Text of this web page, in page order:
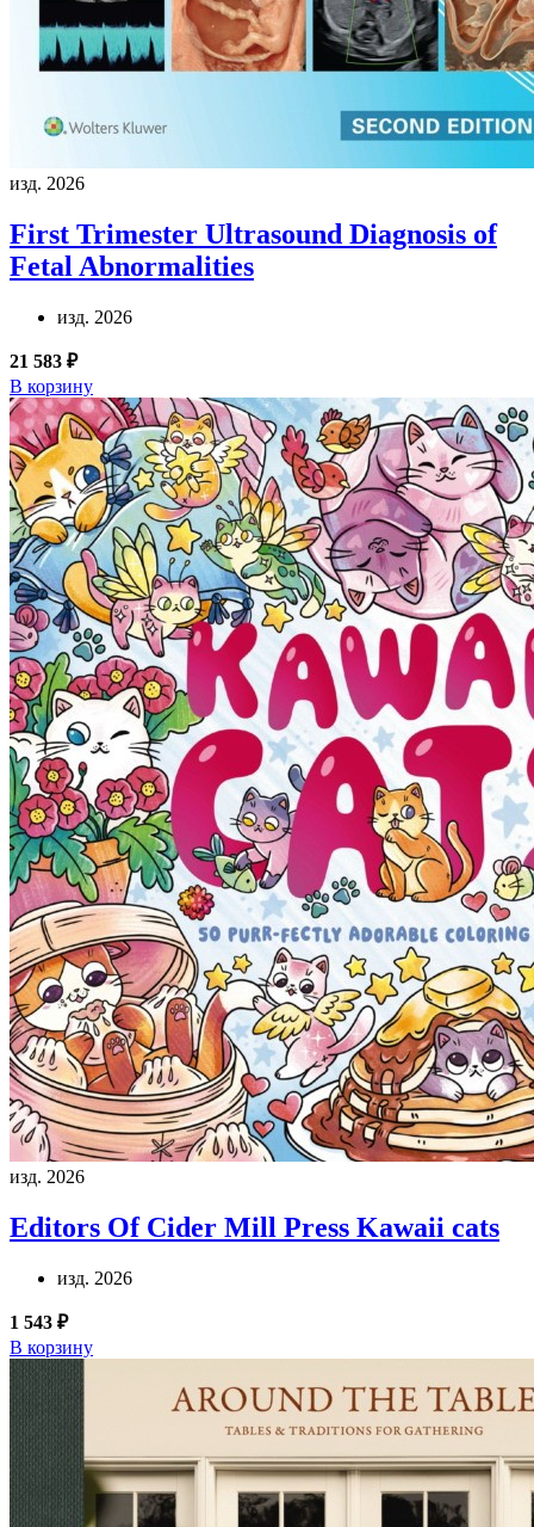
изд. 2026
First Trimester Ultrasound Diagnosis of
Fetal Abnormalities
изд. 2026
21 583 ₽
В корзину
изд. 2026
Editors Of Cider Mill Press Kawaii cats
изд. 2026
1 543 ₽
В корзину